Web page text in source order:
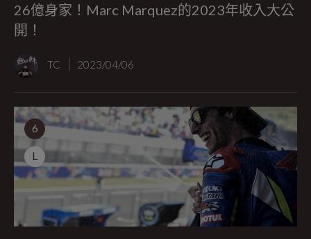
26億身家！Marc Marquez的2023年收入大公
開！
TC 2023/04/06
6
L